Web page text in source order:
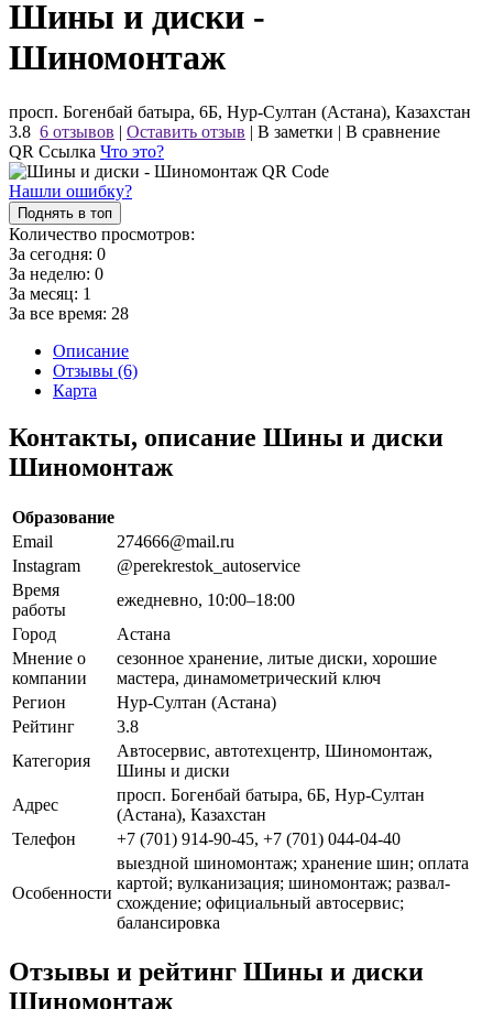
Шины и диски -
Шиномонтаж
просп. Богенбай батыра, 6Б, Нур-Султан (Астана), Казахстан
3.8 6 отзывов | Оставить отзыв | В заметки | В сравнение
QR Ссылка Что это?
Нашли ошибку?
Поднять в топ
Количество просмотров:
За сегодня: 0
За неделю: 0
За месяц: 1
За все время: 28
Описание
Отзывы (6)
Карта
Контакты, описание Шины и диски
Шиномонтаж
Образование
Email
274666@mail.ru
Instagram
@perekrestok_autoservice
Время
работы
ежедневно, 10:00–18:00
Город
Астана
Мнение о
компании
сезонное хранение, литые диски, хорошие
мастера, динамометрический ключ
Регион
Нур-Султан (Астана)
Рейтинг
3.8
Категория
Автосервис, автотехцентр, Шиномонтаж,
Шины и диски
Адрес
просп. Богенбай батыра, 6Б, Нур-Султан
(Астана), Казахстан
Телефон
+7 (701) 914-90-45, +7 (701) 044-04-40
Особенности
выездной шиномонтаж; хранение шин; оплата
картой; вулканизация; шиномонтаж; развал-
схождение; официальный автосервис;
балансировка
Отзывы и рейтинг Шины и диски
Шиномонтаж